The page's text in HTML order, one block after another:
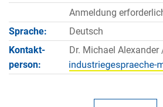
Anmeldung
Sprache:
Deutsch
Kontakt­
person:
Dr. Michael Alexander